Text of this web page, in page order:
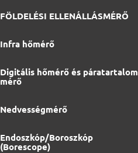
FÖLDELÉSI ELLENÁLLÁSMÉRŐ
Infra hőmérő
Digitális hőmérő és páratartalom
mérő
Nedvességmérő
Endoszkóp/Boroszkóp
(Borescope)